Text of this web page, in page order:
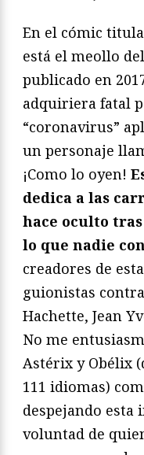
En el cómic
está el meollo
publicado en
adquiriera fatal
“coronavirus”
un personaje
¡Como lo oyen!
dedica a las
hace oculto
lo que nadie
creadores de
guionistas
Hachette, Jean
No me
Astérix y Obélix
111 idiomas)
despejando esta
voluntad de